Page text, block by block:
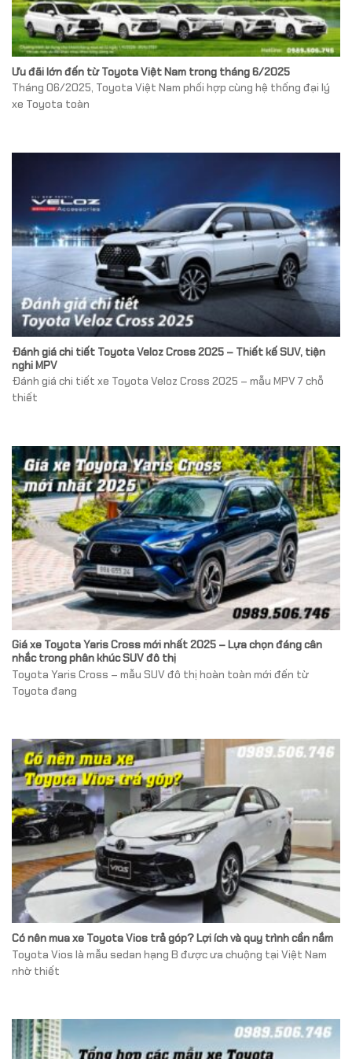
Ưu đãi lớn đến từ Toyota Việt Nam trong tháng 6/2025
Tháng 06/2025, Toyota Việt Nam phối hợp cùng hệ thống đại lý
xe Toyota toàn
Đánh giá chi tiết Toyota Veloz Cross 2025 – Thiết kế SUV, tiện
nghi MPV
Đánh giá chi tiết xe Toyota Veloz Cross 2025 – mẫu MPV 7 chỗ
thiết
Giá xe Toyota Yaris Cross mới nhất 2025 – Lựa chọn đáng cân
nhắc trong phân khúc SUV đô thị
Toyota Yaris Cross – mẫu SUV đô thị hoàn toàn mới đến từ
Toyota đang
Có nên mua xe Toyota Vios trả góp? Lợi ích và quy trình cần nắm
Toyota Vios là mẫu sedan hạng B được ưa chuộng tại Việt Nam
nhờ thiết